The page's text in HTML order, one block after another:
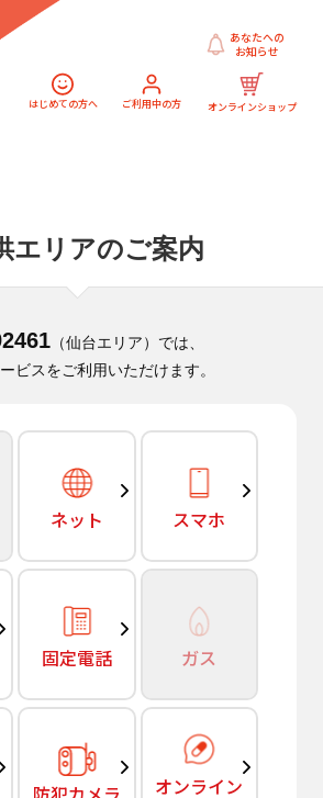
はじめての方へ ご利用中の方 オンラインショップ
あなたへの
お知らせ
エリアのご案内
（仙台エリア）では、
ビスをご利用いただけます。
ネット スマホ
固定電話 ガス
オンライン